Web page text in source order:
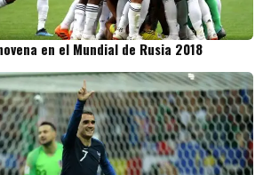
en el Mundial de Rusia 2018